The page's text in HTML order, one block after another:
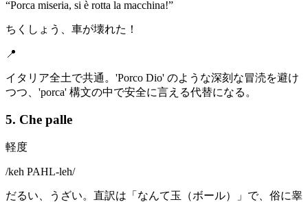
“Porca miseria, si è rotta la macchina!”
ちくしょう、車が壊れた！
📍
イタリア全土で共通。'Porco Dio' のような深刻な冒涜を避け
つつ、'porca' 構文の中で安全に言える代替になる。
5. Che palle
軽度
/keh PAHL-leh/
だるい、うざい。直訳は「なんて玉（ボール）」で、俗に睾